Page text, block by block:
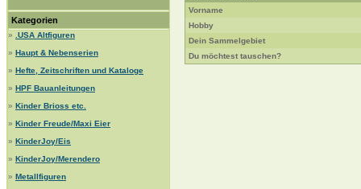
Kategorien
»
.USA Altfiguren
» Haupt & Nebenserien
» Hefte, Zeitschriften und Kataloge
» HPF Bauanleitungen
» Kinder Brioss etc.
» Kinder Freude/Maxi Eier
» KinderJoy/Eis
» KinderJoy/Merendero
» Metallfiguren
Vorname
Hobby
Dein Sammelgebiet
Du möchtest tauschen?